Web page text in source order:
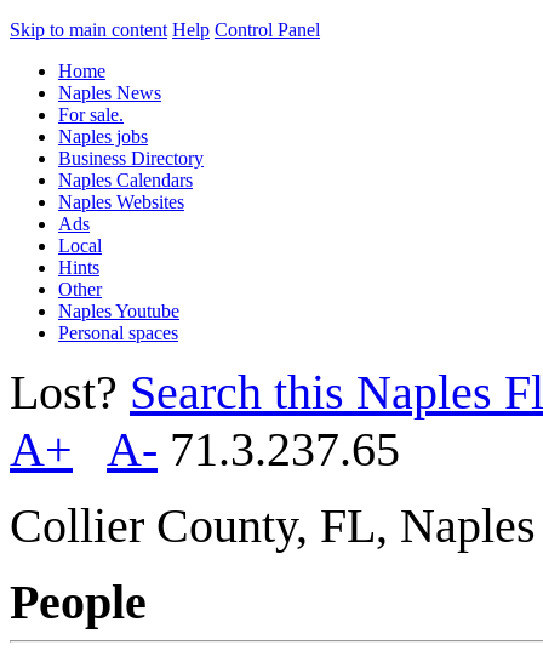
Skip to main content Help Control Panel
Home
Naples News
For sale.
Naples jobs
Business Directory
Naples Calendars
Naples Websites
Ads
Local
Hints
Other
Naples Youtube
Personal spaces
Lost? Search this Naples
A+
A- 71.3.237.65
Collier County, FL,
People